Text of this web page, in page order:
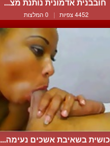
חובבנית אדמונית נותנת מצ...
4452 צפיות | 0 המלצות
כושית בשאיבת אשכים נעימה...